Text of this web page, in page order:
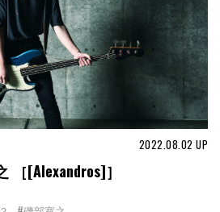
2022.08.02 UP
［[Alexandros]］